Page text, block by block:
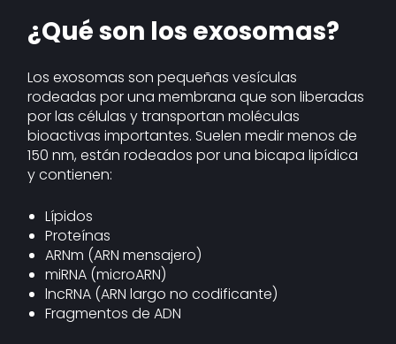
¿Qué son los exosomas?
Los exosomas son pequeñas vesículas
rodeadas por una membrana que son liberadas
por las células y transportan moléculas
bioactivas importantes. Suelen medir menos de
150 nm, están rodeados por una bicapa lipídica
y contienen:
Lípidos
Proteínas
ARNm (ARN mensajero)
miRNA (microARN)
lncRNA (ARN largo no codificante)
Fragmentos de ADN